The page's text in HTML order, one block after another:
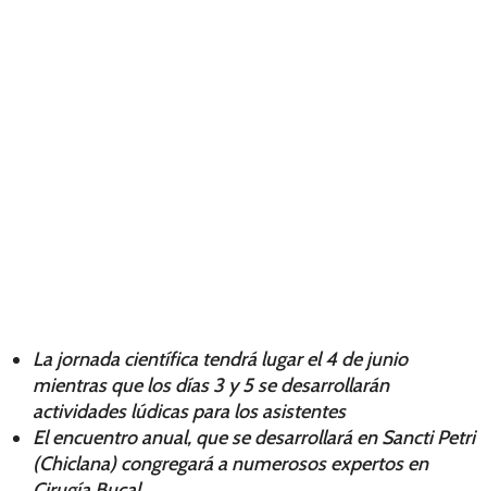
La jornada científica tendrá lugar el 4 de junio
mientras que los días 3 y 5 se desarrollarán
actividades lúdicas para los asistentes
El encuentro anual, que se desarrollará en Sancti Petri
(Chiclana) congregará a numerosos expertos en